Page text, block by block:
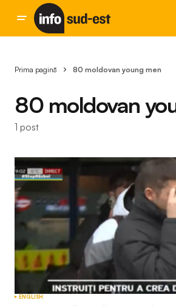
Prima pagină 80 moldovan young men
80 moldovan
1 post
ENGLISH